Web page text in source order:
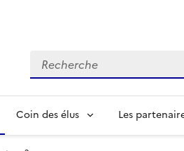
Recherche
Coin des élus Les